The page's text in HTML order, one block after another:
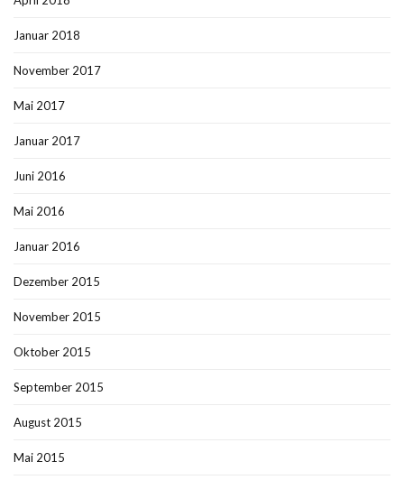
Januar 2018
November 2017
Mai 2017
Januar 2017
Juni 2016
Mai 2016
Januar 2016
Dezember 2015
November 2015
Oktober 2015
September 2015
August 2015
Mai 2015